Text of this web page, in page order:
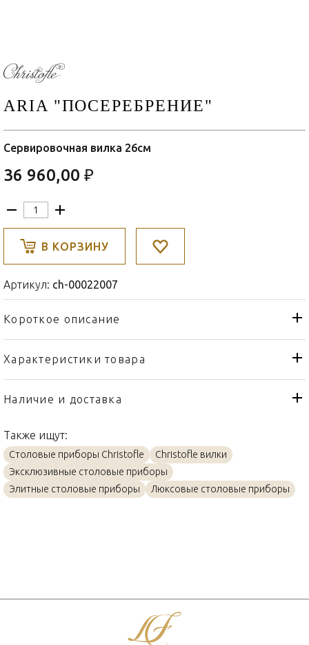
ARIA "ПОСЕРЕБРЕНИЕ"
Сервировочная вилка 26см
36 960,00 ₽
В КОРЗИНУ
Артикул: ch-00022007
Короткое описание
Характеристики товара
Тип товара
Вилка
Бренд
Страна производителя
Материал
Посеребрение
Объем / Размер
26см
Наличие и доставка
Также ищут:
Столовые приборы Christofle
Christofle вилки
Эксклюзивные столовые приборы
Элитные столовые приборы
Люксовые столовые приборы